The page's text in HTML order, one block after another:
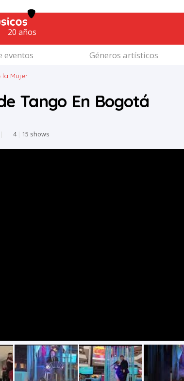
20 años
eventos Géneros artísticos
la Mujer
Tango En Bogotá
| 4 | 15 shows